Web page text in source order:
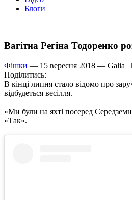
Блоги
Вагітна Регіна Тодоренко
Фішки — 15 вересня 2018 —
Поділитись:
В кінці липня стало відомо про
відбудеться весілля.
«Ми були на яхті посеред
«Так».